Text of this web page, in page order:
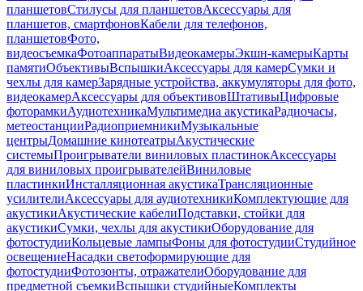
планшетовСтилусы для планшетовАксессуары для
планшетов, смартфоновКабели для телефонов,
планшетовФото,
видеосъемкаФотоаппаратыВидеокамерыЭкшн-камерыКарты
памятиОбъективыВспышкиАксессуары для камерСумки и
чехлы для камерЗарядные устройства, аккумуляторы для фото,
видеокамерАксессуары для объективовШтативыЦифровые
фоторамкиАудиотехникаМультимедиа акустикаРадиочасы,
метеостанцииРадиоприемникиМузыкальные
центрыДомашние кинотеатрыАкустические
системыПроигрыватели виниловых пластинокАксессуары
для виниловых проигрывателейВиниловые
пластинкиИнсталляционная акустикаТрансляционные
усилителиАксессуары для аудиотехникиКомплектующие для
акустикиАкустические кабелиПодставки, стойки для
акустикиСумки, чехлы для акустикиОборудование для
фотостудииКольцевые лампыФоны для фотостудииСтудийное
освещениеНасадки светоформирующие для
фотостудииФотозонты, отражателиОборудование для
предметной съемкиВспышки студийныеКомплекты